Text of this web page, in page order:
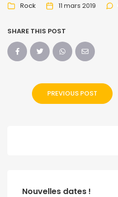
Rock 11 mars 2019
SHARE THIS POST
PREVIOUS POST
Nouvelles dates !